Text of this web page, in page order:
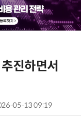
진하면서
05-13 09:19